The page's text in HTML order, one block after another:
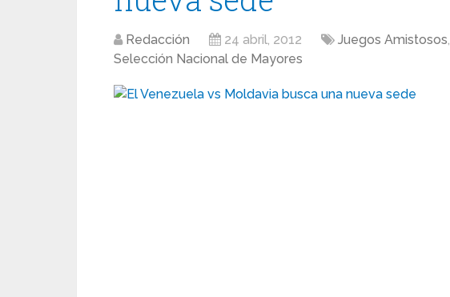
Redacción 24 abril, 2012 Juegos Amistosos,
Selección Nacional de Mayores